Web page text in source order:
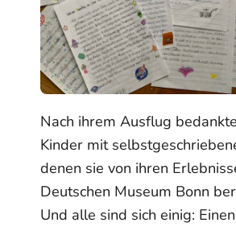
Nach ihrem Ausflug
Kinder mit
denen sie von ihren
Deutschen Museum Bonn
Und alle sind sich einig: